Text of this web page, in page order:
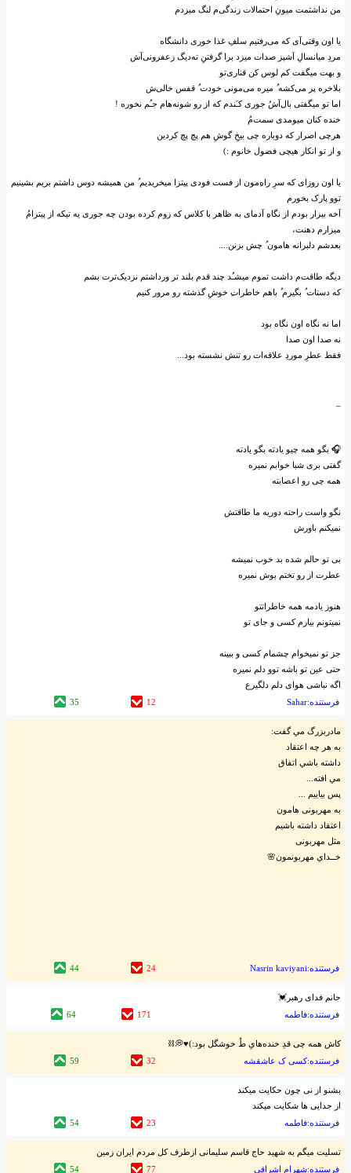
من نداشتمت میون‌ِ احتمالات زندگی‌م لنگ میزدم
یا اون وقتی‌آی که می‌رفتیم سلف‌ِ غذا خوری دانشگاه
مرد‌ِ میانسال‌ِ آشپز صدات میزد برا گرفتن‌ِ ته‌دیگ زعفرونی‌آش
و بهت میگفت کم لوس کن قناری‌تو
بلاخره پر می‌کشه ‌ُ میره می‌مونی خودت ‌ُ قفس خالی‌ش
اما تو میگفتی بال‌آش‌ُ جوری کـَندم که از رو شونه‌هام جـُم نخوره !
خنده کنان میومدی سمت‌م‌ُ
هرچی اصرار که دوباره چی بیخ‌ِ گوش‌ِ هم پچ پچ کردین
و از تو انکار هیچی فضول خانوم :)
یا اون روزای که سر‌ِ راه‌‌ِمون از فست فودی پیتزا میخریدیم ‌ُ من همیشه دوس داشتم بریم بشینیم
توو پارک بخورم
آخه بیزار بودم از نگاه‌‌ِ آدمای به ظاهر با کلاس که زوم کرده بودن چه جوری یه تیکه از پیتزام‌ُ
میزارم دهنت،
بعدشم ‌دلبرانه هامون ‌ُ چش بزنن....
دیگه طاقت‌م داشت تموم میشـُد چند قدم بلند تر ورداشتم نزدیک‌ترت بشم
که دستات ‌ُ بگیرم ‌ُ باهم خاطرات‌‌ِ خوش‌ِ گذشته رو مرور کنیم
اما نه نگاه اون نگاه بود
نه صدا اون صدا
فقط عطر‌ِ مورد‌ِ علاقه‌ات رو تنش نشسته بود...
🎧 بگو همه چیو یادته بگو یادته
گفتی بری شبا خوابم نمیره
همه چی رو اعصابته
نگو واست راحته دوریه ما طاقتش
نمیکنم باورش
بی تو حالم شده بد خوب نمیشه
عطرت از رو تختم بوش نمیره
هنوز یادمه همه خاطراتتو
نمیتونم بیارم کسی و جای تو
جز تو نمیخوام چشمام کسی و ببینه
حتی عین تو باشه توو دلم نمیره
اگه نباشی هوای دلم دلگیرع
فرستنده:Sahar
12
35
مادربزرگ مي گفت:
به هر چه اعتقاد
داشته باشي اتفاق
مي افته...
پس بیایيم ...
به مهربونی هامون
اعتقاد داشته باشیم
مثل مهربونی
خــداي مهربونمون🌸
فرستنده:Nasrin kaviyani 24
44
جانم فدای رهبر💓
فرستنده:فاطمه
171
64
کاش همه‌‌ چی قدِ خنده‌‌هایِ طُ خوشگل بود:)♥️💭⛓
فرستنده:کسی ک عاشقشه
32
59
بشنو از نی چون حکایت میکند
از جدایی ها شکایت میکند
فرستنده:فاطمه
23
54
تسلیت میگم به شهید حاج قاسم سلیمانی ازطرف کل مردم ایران زمین
فرستنده:شهرام اشراقی
77
54